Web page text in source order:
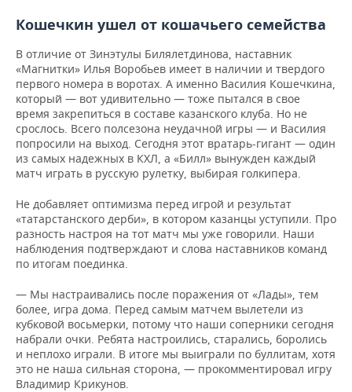
Кошечкин ушел от кошачьего семейства
В отличие от Зинэтулы Билялетдинова, наставник
«Магнитки» Илья Воробьев имеет в наличии и твердого
первого номера в воротах. А именно Василия Кошечкина,
который — вот удивительно — тоже пытался в свое
время закрепиться в составе казанского клуба. Но не
срослось. Всего полсезона неудачной игры — и Василия
попросили на выход. Сегодня этот вратарь-гигант — один
из самых надежных в КХЛ, а «Билл» вынужден каждый
матч играть в русскую рулетку, выбирая голкипера.
Не добавляет оптимизма перед игрой и результат
«татарстанского дерби», в котором казанцы уступили. Про
разность настроя на тот матч мы уже говорили. Наши
наблюдения подтверждают и слова наставников команд
по итогам поединка.
— Мы настраивались после поражения от «Лады», тем
более, игра дома. Перед самым матчем вылетели из
кубковой восьмерки, потому что наши соперники сегодня
набрали очки. Ребята настроились, старались, боролись
и неплохо играли. В итоге мы выиграли по буллитам, хотя
это не наша сильная сторона, — прокомментировал игру
Владимир Крикунов.